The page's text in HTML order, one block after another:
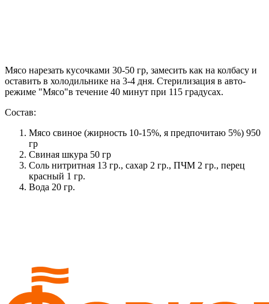
Мясо нарезать кусочками 30-50 гр, замесить как на колбасу и
оставить в холодильнике на 3-4 дня. Стерилизация в авто-
режиме "Мясо"в течение 40 минут при 115 градусах.
Состав:
Мясо свиное (жирность 10-15%, я предпочитаю 5%) 950
гр
Свиная шкура 50 гр
Соль нитритная 13 гр., сахар 2 гр., ПЧМ 2 гр., перец
красный 1 гр.
Вода 20 гр.